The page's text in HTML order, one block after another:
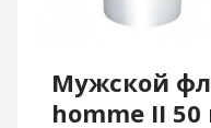
Мужской
homme II